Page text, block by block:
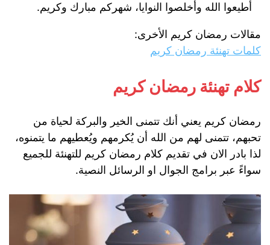
أطيعوا الله وأخلصوا النوايا، شهركم مبارك وكريم.
مقالات رمضان كريم الأخرى:
كلمات تهنئة رمضان كريم
كلام تهنئة رمضان كريم
رمضان كريم يعني أنك تتمنى الخير والبركة لحياة من
تحبهم، تتمنى لهم من الله أن يُكرمهم ويُعطيهم ما يتمنوه،
لذا بادر الان في تقديم كلام رمضان كريم للتهنئة للجميع
سواءً عبر برامج الجوال او الرسائل النصية.